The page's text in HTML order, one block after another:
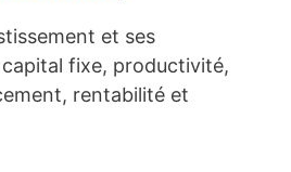
et ses
fixe, productivité,
rentabilité et